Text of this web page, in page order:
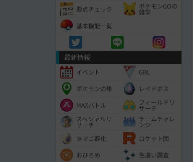
要点チェック ポケモンGOの
雑学
基本機能一覧
最新情報
イベント
GBL
ポケモンの巣
レイドボス
MAXバトル
フィールドリ
サーチ
スペシャルリ
サーチ
チームチャレ
ンジ
タマゴ孵化
ロケット団
おひろめ
色違い調査